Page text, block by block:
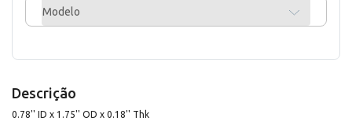
Modelo
Descrição
0.78'' ID x 1.75'' OD x 0.18'' Thk